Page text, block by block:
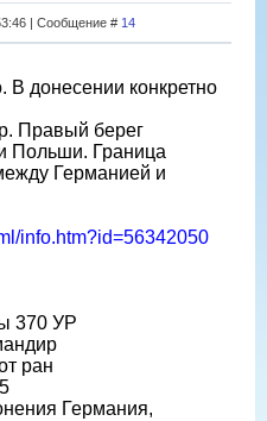
| Сообщение # 14
В донесении конкретно
Правый берег
Польши. Граница
Германией и
info.htm?id=56342050
370 УР
ран
Германия,